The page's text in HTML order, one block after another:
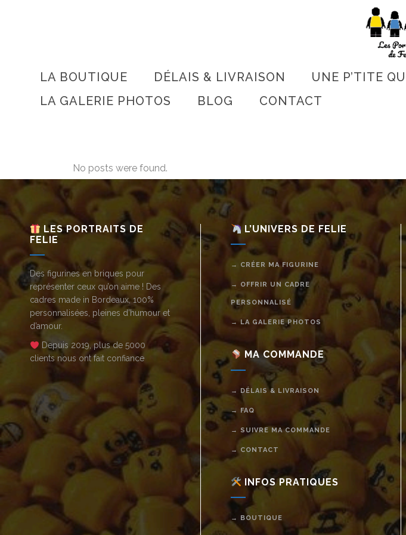
LA BOUTIQUE DÉLAIS & LIVRAISON UNE P’TITE
LA GALERIE PHOTOS
BLOG CONTACT
No posts were found.
LES PORTRAITS DE
FELIE
Des figurines en briques pour
représenter ceux qu’on aime ! Des
cadres made in Bordeaux, 100%
personnalisées, pleines d’humour et
d’amour.
Depuis 2019, plus de 5000
clients nous ont fait confiance
L’UNIVERS DE FELIE
→ CRÉER MA FIGURINE
→ OFFRIR UN CADRE
PERSONNALISÉ
→ LA GALERIE PHOTOS
MA COMMANDE
→ DÉLAIS & LIVRAISON
→ FAQ
→ SUIVRE MA COMMANDE
→ CONTACT
INFOS PRATIQUES
→ BOUTIQUE